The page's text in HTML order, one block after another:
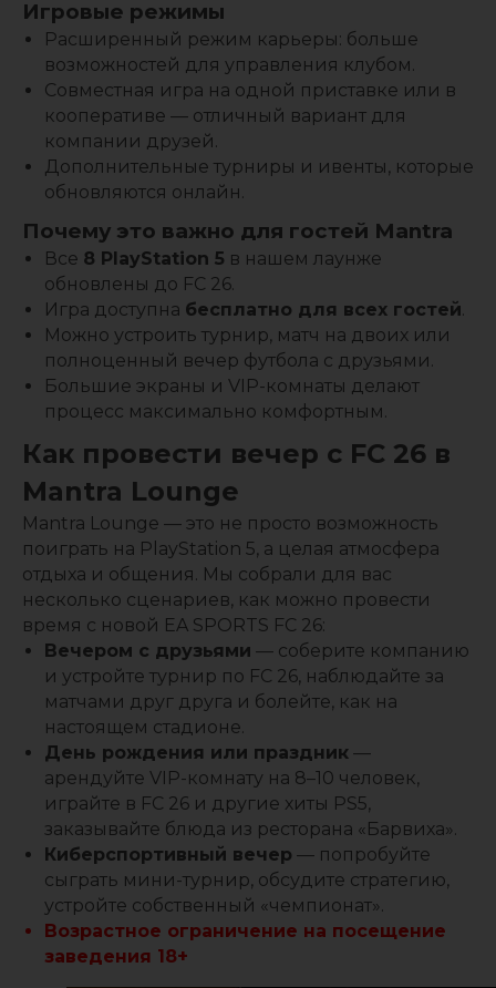
Игровые режимы
Расширенный режим карьеры: больше
возможностей для управления клубом.
Совместная игра на одной приставке или в
кооперативе — отличный вариант для
компании друзей.
Дополнительные турниры и ивенты, которые
обновляются онлайн.
Почему это важно для гостей Mantra
Все 8 PlayStation 5 в нашем лаунже
обновлены до FC 26.
Игра доступна бесплатно для всех гостей.
Можно устроить турнир, матч на двоих или
полноценный вечер футбола с друзьями.
Большие экраны и VIP-комнаты делают
процесс максимально комфортным.
Как провести вечер с FC 26 в
Mantra Lounge
Mantra Lounge — это не просто возможность
поиграть на PlayStation 5, а целая атмосфера
отдыха и общения. Мы собрали для вас
несколько сценариев, как можно провести
время с новой EA SPORTS FC 26:
Вечером с друзьями — соберите компанию
и устройте турнир по FC 26, наблюдайте за
матчами друг друга и болейте, как на
настоящем стадионе.
День рождения или праздник —
арендуйте VIP-комнату на 8–10 человек,
играйте в FC 26 и другие хиты PS5,
заказывайте блюда из ресторана «Барвиха».
Киберспортивный вечер — попробуйте
сыграть мини-турнир, обсудите стратегию,
устройте собственный «чемпионат».
Возрастное ограничение на посещение
заведения 18+